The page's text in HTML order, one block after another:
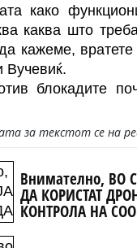
како
каква што
кажеме,
Вучевиќ.
блокадите
за текстот се на
Внимателно, ВО
ДА КОРИСТАТ
КОНТРОЛА НА